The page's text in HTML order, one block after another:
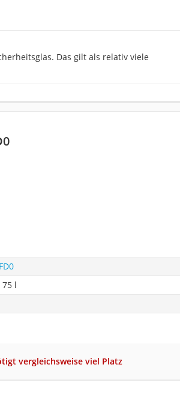
Das gilt als relativ viele
l
vergleichsweise viel Platz